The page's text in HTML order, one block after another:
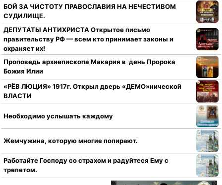
БОЙ ЗА ЧИСТОТУ ПРАВОСЛАВИЯ НА НЕЧЕСТИВОМ
СУДИЛИЩЕ.
ДЕПУТАТЫ АНТИХРИСТА Открытое письмо
правительству РФ — всем кто принимает законы и
охраняет их!
Проповедь архиепископа Макария в день Пророка
Божия Илии
«РЁВ ЛЮЦИЯ» 1917г. Открыл дверь «ДЕМО»нической
ВЛАСТИ
Необходимо услышать каждому
Жемчужина, которую многие попирают.
Работайте Господу со страхом и радуйтеся Ему с
трепетом.